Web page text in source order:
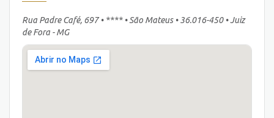
Rua Padre Café, 697 • **** • São Mateus • 36.016-450 • Juiz
de Fora - MG